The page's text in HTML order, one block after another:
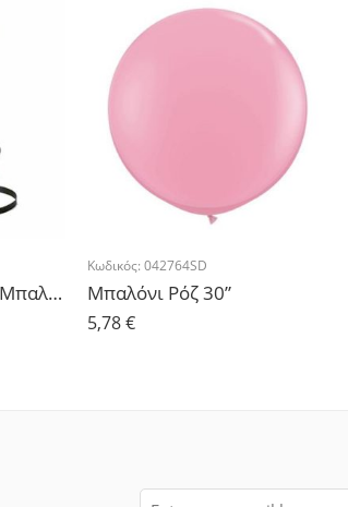
Κορδέλα Μαύρη για Μπαλόνια 500μ
Κωδικός: 042764SD
Μπαλόνι Ρόζ 30”
5,78€